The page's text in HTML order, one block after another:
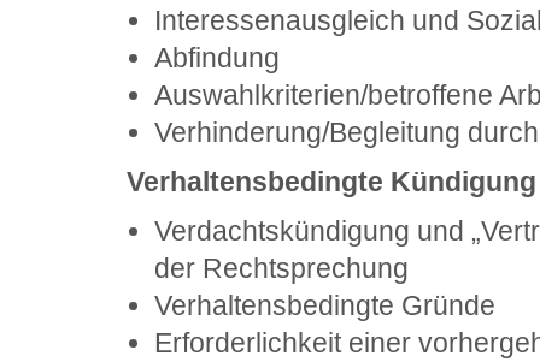
Interessenausgleich und
Abfindung
Auswahlkriterien/betroffene
Verhinderung/Begleitung
Verhaltensbedingte
Verdachtskündigung und
der Rechtsprechung
Verhaltensbedingte Gründe
Erforderlichkeit einer